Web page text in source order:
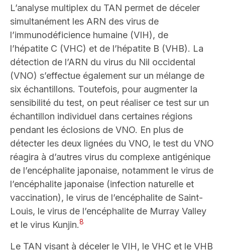
L’analyse multiplex du TAN permet de déceler
simultanément les ARN des virus de
l’immunodéficience humaine (VIH), de
l’hépatite C (VHC) et de l’hépatite B (VHB). La
détection de l’ARN du virus du Nil occidental
(VNO) s’effectue également sur un mélange de
six échantillons. Toutefois, pour augmenter la
sensibilité du test, on peut réaliser ce test sur un
échantillon individuel dans certaines régions
pendant les éclosions de VNO. En plus de
détecter les deux lignées du VNO, le test du VNO
réagira à d’autres virus du complexe antigénique
de l’encéphalite japonaise, notamment le virus de
l’encéphalite japonaise (infection naturelle et
vaccination), le virus de l’encéphalite de Saint-
Louis, le virus de l’encéphalite de Murray Valley
et le virus Kunjin.8
Le TAN visant à déceler le VIH, le VHC et le VHB